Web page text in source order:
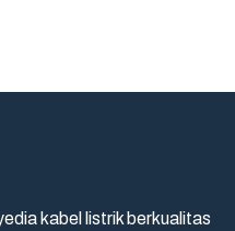
kabel listrik berkualitas